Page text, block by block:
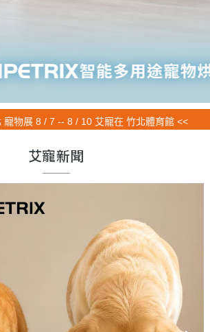
8 / 7 -- 8 / 10 艾寵在 竹北體育館 <<
艾寵新聞